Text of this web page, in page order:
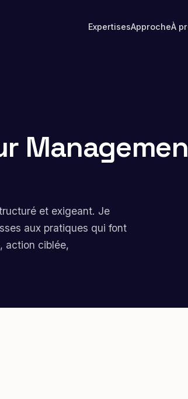
ExpertisesApprocheÀ
et exigeant. Je
aux pratiques qui font
action ciblée,